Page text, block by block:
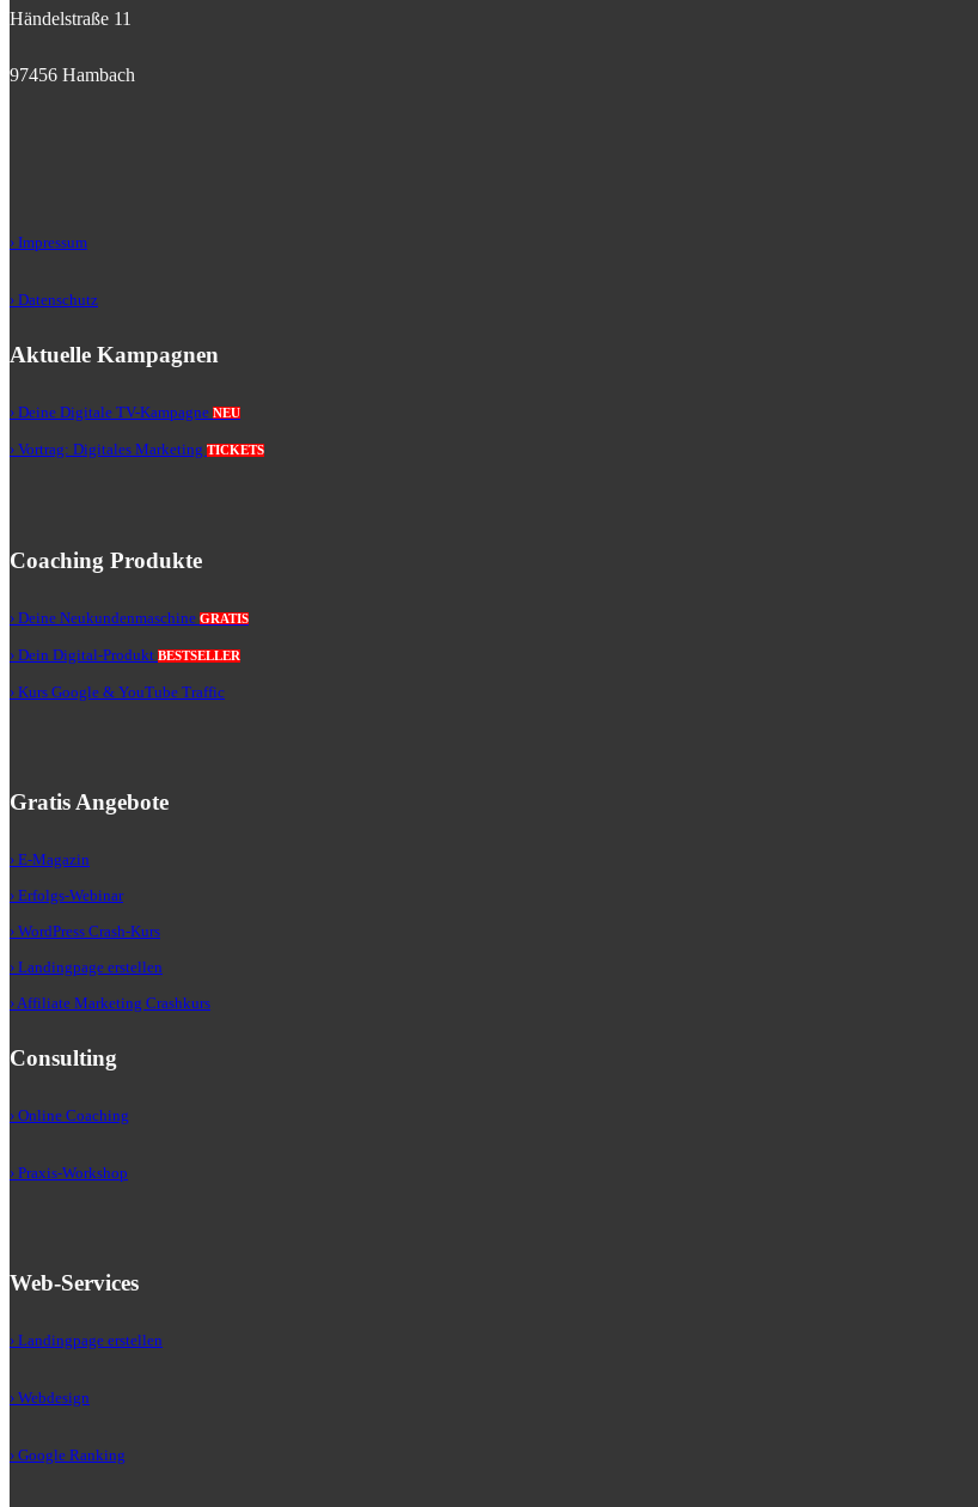
Händelstraße 11
97456 Hambach
› Impressum
› Datenschutz
Aktuelle Kampagnen
› Deine Digitale TV-Kampagne NEU
› Vortrag: Digitales Marketing TICKETS
Coaching Produkte
› Deine Neukundenmaschine GRATIS
› Dein Digital-Produkt BESTSELLER
› Kurs Google & YouTube Traffic
Gratis Angebote
› E-Magazin
› Erfolgs-Webinar
› WordPress Crash-Kurs
› Landingpage erstellen
› Affiliate Marketing Crashkurs
Consulting
› Online Coaching
› Praxis-Workshop
Web-Services
› Landingpage erstellen
› Webdesign
› Google Ranking